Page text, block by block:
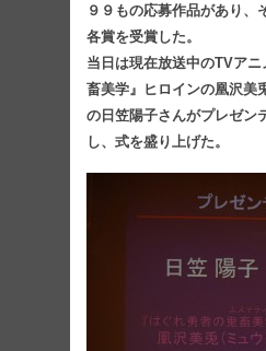
９９もの応募作品があり、
各賞を受賞した。
当日は現在放送中のTVア
畜美学』ヒロインの凰沢美
の日笠陽子さんがプレゼン
し、式を盛り上げた。